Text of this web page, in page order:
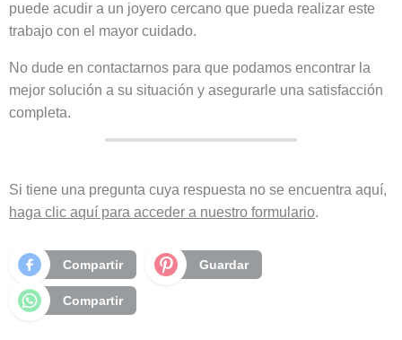
puede acudir a un joyero cercano que pueda realizar este
trabajo con el mayor cuidado.
No dude en contactarnos para que podamos encontrar la
mejor solución a su situación y asegurarle una satisfacción
completa.
Si tiene una pregunta cuya respuesta no se encuentra aquí,
haga clic aquí para acceder a nuestro formulario.
Compartir Guardar
Compartir